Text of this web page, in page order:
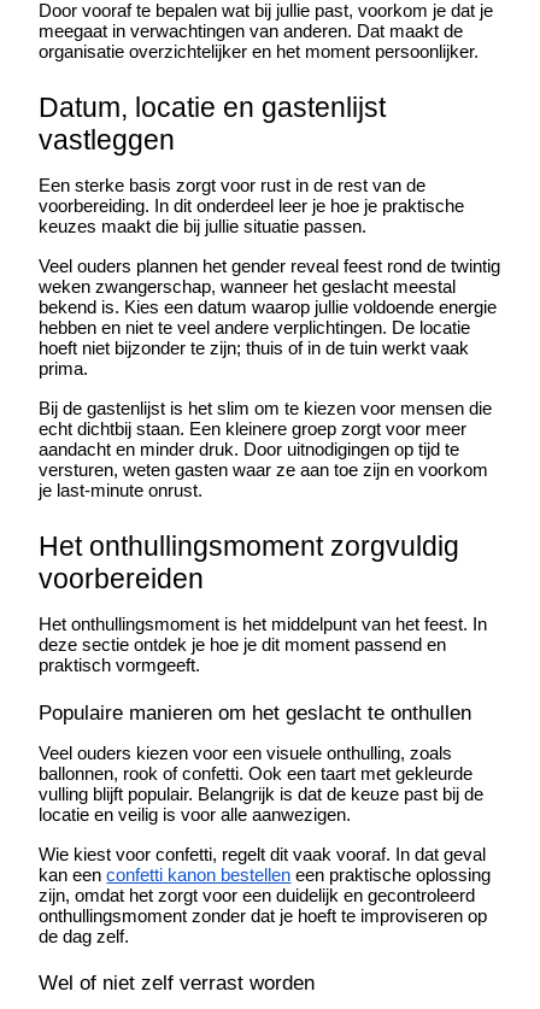
Door vooraf te bepalen wat bij jullie past, voorkom je dat je
meegaat in verwachtingen van anderen. Dat maakt de
organisatie overzichtelijker en het moment persoonlijker.
Datum, locatie en gastenlijst
vastleggen
Een sterke basis zorgt voor rust in de rest van de
voorbereiding. In dit onderdeel leer je hoe je praktische
keuzes maakt die bij jullie situatie passen.
Veel ouders plannen het gender reveal feest rond de twintig
weken zwangerschap, wanneer het geslacht meestal
bekend is. Kies een datum waarop jullie voldoende energie
hebben en niet te veel andere verplichtingen. De locatie
hoeft niet bijzonder te zijn; thuis of in de tuin werkt vaak
prima.
Bij de gastenlijst is het slim om te kiezen voor mensen die
echt dichtbij staan. Een kleinere groep zorgt voor meer
aandacht en minder druk. Door uitnodigingen op tijd te
versturen, weten gasten waar ze aan toe zijn en voorkom
je last-minute onrust.
Het onthullingsmoment zorgvuldig
voorbereiden
Het onthullingsmoment is het middelpunt van het feest. In
deze sectie ontdek je hoe je dit moment passend en
praktisch vormgeeft.
Populaire manieren om het geslacht te onthullen
Veel ouders kiezen voor een visuele onthulling, zoals
ballonnen, rook of confetti. Ook een taart met gekleurde
vulling blijft populair. Belangrijk is dat de keuze past bij de
locatie en veilig is voor alle aanwezigen.
Wie kiest voor confetti, regelt dit vaak vooraf. In dat geval
kan een confetti kanon bestellen een praktische oplossing
zijn, omdat het zorgt voor een duidelijk en gecontroleerd
onthullingsmoment zonder dat je hoeft te improviseren op
de dag zelf.
Wel of niet zelf verrast worden